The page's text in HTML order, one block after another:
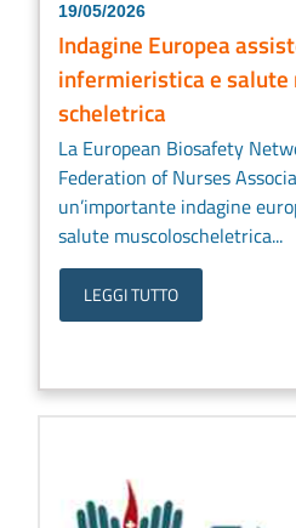
19/05/2026
Indagine Europea
infermieristica e salute
scheletrica
La European Biosafety
Federation of Nurses
un’importante indagine
salute muscoloscheletrica...
LEGGI TUTTO